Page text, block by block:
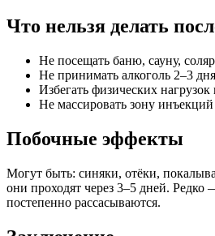
Что нельзя делать
Не посещать баню, сауну,
Не принимать алкоголь 2–3 дня
Избегать физических нагрузок
Не массировать зону инъекций
Побочные эффекты
Могут быть: синяки, отёки,
они проходят через 3–5 дней.
постепенно рассасываются.